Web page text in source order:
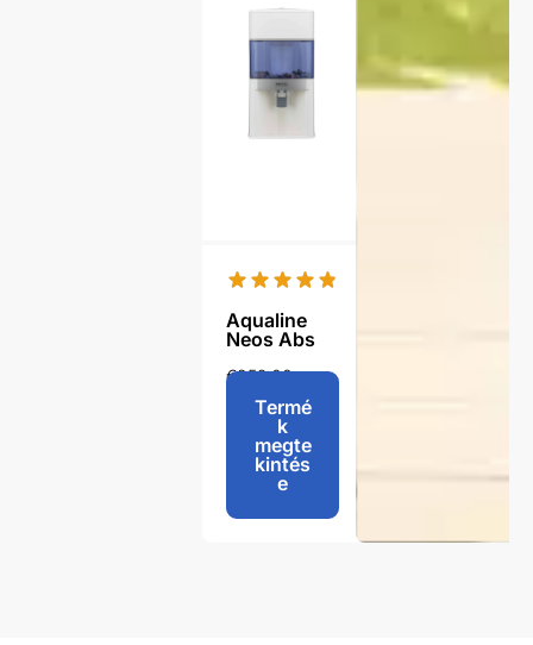
Aqualine
Neos Abs
€259,00 -
269,00
Termé
k
megte
kintés
e